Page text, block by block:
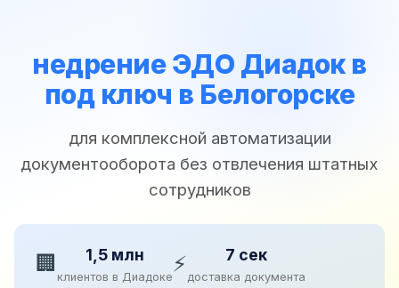
недрение ЭДО Диадок в
под ключ в Белогорске
для комплексной автоматизации
документооборота без отвлечения штатных
сотрудников
🏢 1,5 млн
клиентов в Диадоке⚡ 7 сек
доставка документа